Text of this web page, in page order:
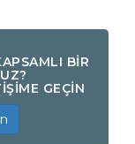
BİR
GEÇİN